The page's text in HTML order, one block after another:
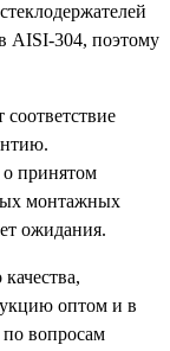
AISI-304, поэтому
принятом
монтажных
ожидания.
оптом и в
по вопросам